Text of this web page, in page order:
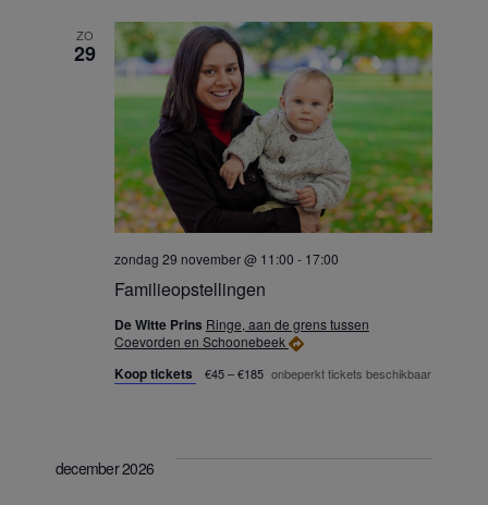
ZO
29
Familieopstellingen
zondag 29 november @ 11:00 - 17:00
De Witte Prins Ringe, aan de grens tussen
Coevorden en Schoonebeek
Koop tickets €45 – €185 onbeperkt tickets beschikbaar
december 2026